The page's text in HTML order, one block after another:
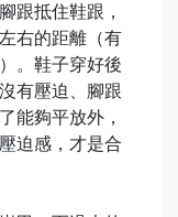
跟抵住鞋跟，
右的距離（有
。鞋子穿好後
有壓迫、腳跟
能夠平放外，
迫感，才是合